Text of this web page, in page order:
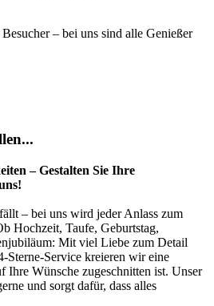
– bei uns sind alle Genießer
– Gestalten Sie Ihre
– bei uns wird jeder Anlass zum
Hochzeit, Taufe, Geburtstag,
Mit viel Liebe zum Detail
Sterne-Service kreieren wir eine
Ihre Wünsche zugeschnitten ist. Unser
und sorgt dafür, dass alles